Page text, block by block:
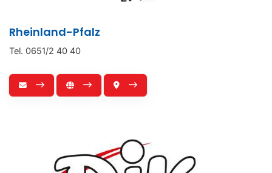
Rheinland-Pfalz
Tel. 0651/2 40 40